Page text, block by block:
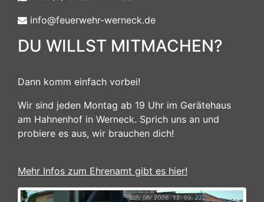
info@feuerwehr-werneck.de
DU WILLST MITMACHEN?
Dann komm einfach vorbei!
Wir sind jeden Montag ab 19 Uhr im Gerätehaus
am Hahnenhof in Werneck. Sprich uns an und
probiere es aus, wir brauchen dich!
Mehr Infos zum Ehrenamt gibt es hier!